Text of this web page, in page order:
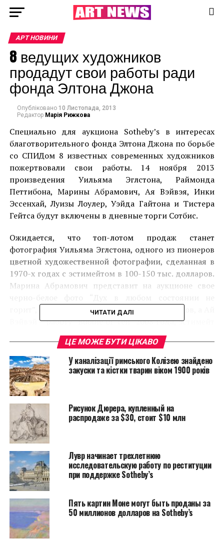
АРТ НОВИНИ
8 ведущих художников
продадут свои работы ради
фонда Элтона Джона
Опубліковано 10 Листопада, 2013
Редактор Марія Рижкова
Специально для аукциона Sotheby’s в интересах
благотворительного фонда Элтона Джона по борьбе
со СПИДом 8 известных современных художников
пожертвовали свои работы. 14 ноября 2013
произведения Уильяма Эглстона, Раймонда
Петтибона, Марины Абрамович, Ая Вэйвэя, Инки
Эссенхай, Луизы Лоулер, Уэйда Гайтона и Тистера
Гейтса будут включены в дневные торги Сотбис.
Ожидается, что топ-лотом продаж станет
фотография Уильяма Эглстона, одного из пионеров
цветной художественной фотографии, сделанная в
1970-х годах с эстимейтом в 100-150 тыс. долларов.
Марина Абрамович представит на аукционе свое
горит”, 2011, с эстимейтом 40-60 тыс. долларов, а Ай
Вэйвэй – работу “Bubble of Ten” 2008 года, эстимейт
которой составил 350-450 тыс. долларов.
Уильям Эглстон, “Без названия”, 1970-е гг.
ЧИТАТИ ДАЛІ
ЦЕ МОЖЕ БУТИ ЦІКАВО
У каналізації римського Колізею знайдено
закуски та кістки тварин віком 1900 років
Рисунок Дюрера, купленный на
распродаже за $30, стоит $10 млн
Лувр начинает трехлетнюю
исследовательскую работу по реституции
при поддержке Sotheby’s
Пять картин Моне могут быть проданы за
50 миллионов долларов на Sotheby’s